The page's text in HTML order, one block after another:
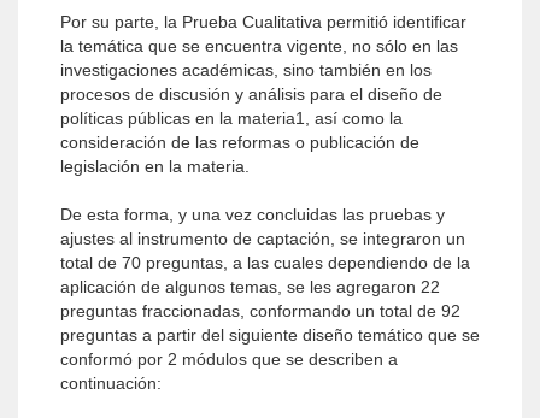
Por su parte, la Prueba Cualitativa permitió identificar
la temática que se encuentra vigente, no sólo en las
investigaciones académicas, sino también en los
procesos de discusión y análisis para el diseño de
políticas públicas en la materia1, así como la
consideración de las reformas o publicación de
legislación en la materia.
De esta forma, y una vez concluidas las pruebas y
ajustes al instrumento de captación, se integraron un
total de 70 preguntas, a las cuales dependiendo de la
aplicación de algunos temas, se les agregaron 22
preguntas fraccionadas, conformando un total de 92
preguntas a partir del siguiente diseño temático que se
conformó por 2 módulos que se describen a
continuación: